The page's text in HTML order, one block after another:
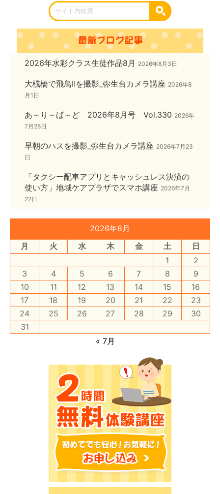
2026年水彩クラス生徒作品8月 2026年8月3日
大桟橋で飛鳥Ⅱを撮影_弥生台カメラ講座 2026年8
月1日
あ～り～ば～ど 2026年8月号 Vol.330 2026年
7月28日
早朝のハスを撮影_弥生台カメラ講座 2026年7月23
日
「タクシー配車アプリとキャッシュレス決済の
使い方」地域ケアプラザでスマホ講座 2026年7月
22日
2026年8月
月
火 水 木 金 土
日
1
2
3
4 5 6 7 8
9
10
11 12 13 14 15
16
17
18 19 20 21 22
23
24
25 26 27 28 29
30
31
« 7月